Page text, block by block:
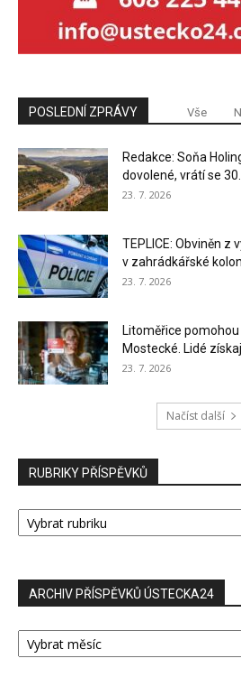
POSLEDNÍ ZPRÁVY Vše
Redakce: Soňa
dovolené, vrátí se 30.
23. 7. 2026
TEPLICE: Obviněn z
v zahrádkářské
23. 7. 2026
Litoměřice
Mostecké. Lidé
23. 7. 2026
Načíst další
RUBRIKY PŘÍSPĚVKŮ
RUBRIKY
PŘÍSPĚVKŮ
ARCHIV PŘÍSPĚVKŮ ÚSTECKA24
ARCHIV
PŘÍSPĚVKŮ